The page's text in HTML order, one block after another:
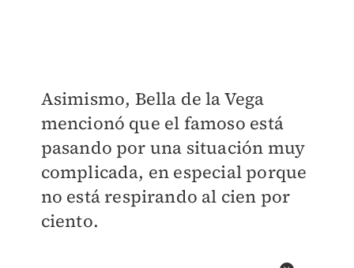
Asimismo, Bella de la Vega
mencionó que el famoso está
pasando por una situación muy
complicada, en especial porque
no está respirando al cien por
ciento.